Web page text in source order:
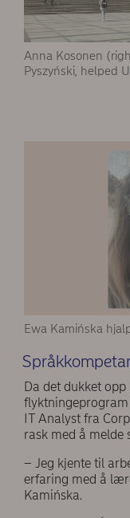
Anna Kosonen
Pyszyński, helped
Ewa Kamińska
Da det dukket
IT Analyst fra
rask med å melde
– Jeg kjente til
erfaring med å
Kamińska.